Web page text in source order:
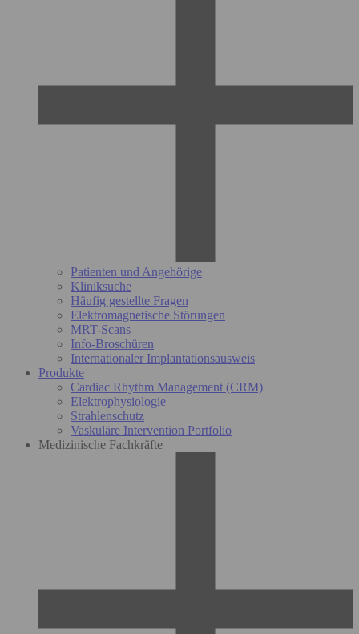
Patienten und Angehörige
Kliniksuche
Häufig gestellte Fragen
Elektromagnetische Störungen
MRT-Scans
Info-Broschüren
Internationaler Implantationsausweis
Produkte
Cardiac Rhythm Management (CRM)
Elektrophysiologie
Strahlenschutz
Vaskuläre Intervention Portfolio
Medizinische Fachkräfte